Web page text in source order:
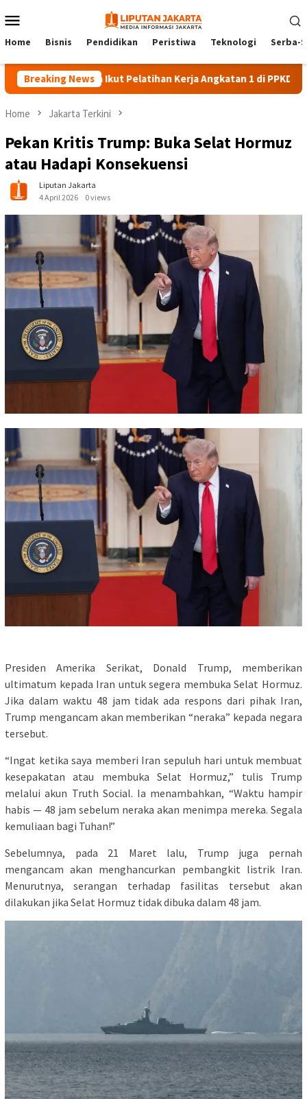
to
Menu
Home Bisnis Pendidikan Peristiwa Teknologi Serba-
Breaking News
140 Peserta Ikut Pelatihan Kerja Angkatan 1 di PPKD Jaksel
Home Jakarta Terkini
Pekan Kritis Trump: Buka Selat Hormuz
atau Hadapi Konsekuensi
Liputan Jakarta
4 April 2026
0 views
Presiden Amerika Serikat, Donald Trump, memberikan
ultimatum kepada Iran untuk segera membuka Selat Hormuz.
Jika dalam waktu 48 jam tidak ada respons dari pihak Iran,
Trump mengancam akan memberikan “neraka” kepada negara
tersebut.
“Ingat ketika saya memberi Iran sepuluh hari untuk membuat
kesepakatan atau membuka Selat Hormuz,” tulis Trump
melalui akun Truth Social. Ia menambahkan, “Waktu hampir
habis — 48 jam sebelum neraka akan menimpa mereka. Segala
kemuliaan bagi Tuhan!”
Sebelumnya, pada 21 Maret lalu, Trump juga pernah
mengancam akan menghancurkan pembangkit listrik Iran.
Menurutnya, serangan terhadap fasilitas tersebut akan
dilakukan jika Selat Hormuz tidak dibuka dalam 48 jam.